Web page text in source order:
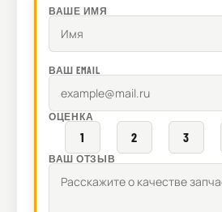
ВАШЕ ИМЯ
ВАШ EMAIL
ОЦЕНКА
1 2 3
ВАШ ОТЗЫВ